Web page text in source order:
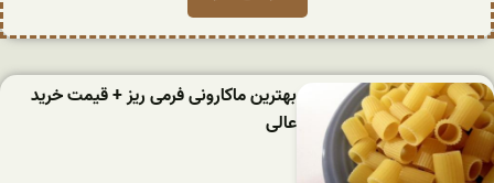
بهترین ماکارونی فرمی ریز + قیمت خرید
عالی